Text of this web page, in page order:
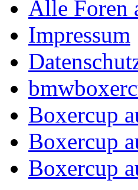
Alle Foren
Impressum
Boxercup
Boxercup
Boxercup